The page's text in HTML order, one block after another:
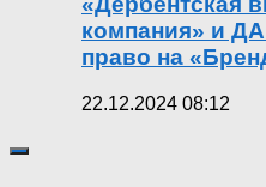
компания» и
право на
22.12.2024 08:12